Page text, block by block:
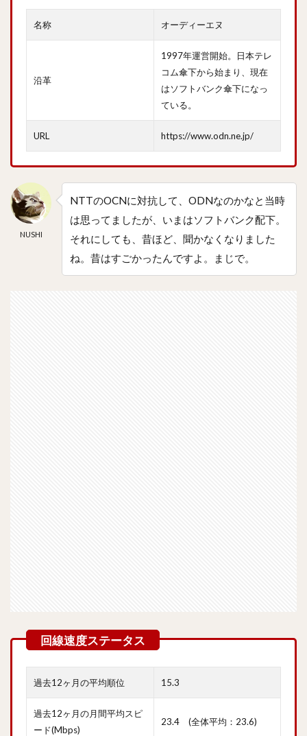
名称 オーディーエヌ
沿革
1997年運営開始。日本テレ
コム傘下から始まり、現在
はソフトバンク傘下になっ
ている。
URL https://www.odn.ne.jp/
NUSHI
NTTのOCNに対抗して、ODNなのかなと当時
は思ってましたが、いまはソフトバンク配下。
それにしても、昔ほど、聞かなくなりました
ね。昔はすごかったんですよ。まじで。
過去12ヶ月の平均順位 15.3
過去12ヶ月の月間平均スピ
ード(Mbps)
23.4 (全体平均：23.6)